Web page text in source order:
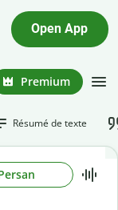
Open App
Premium
Résumé de texte